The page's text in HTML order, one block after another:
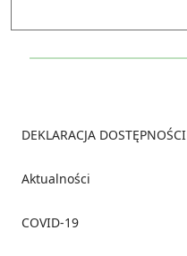
DEKLARACJA DOSTĘPNOŚCI
Aktualności
COVID-19